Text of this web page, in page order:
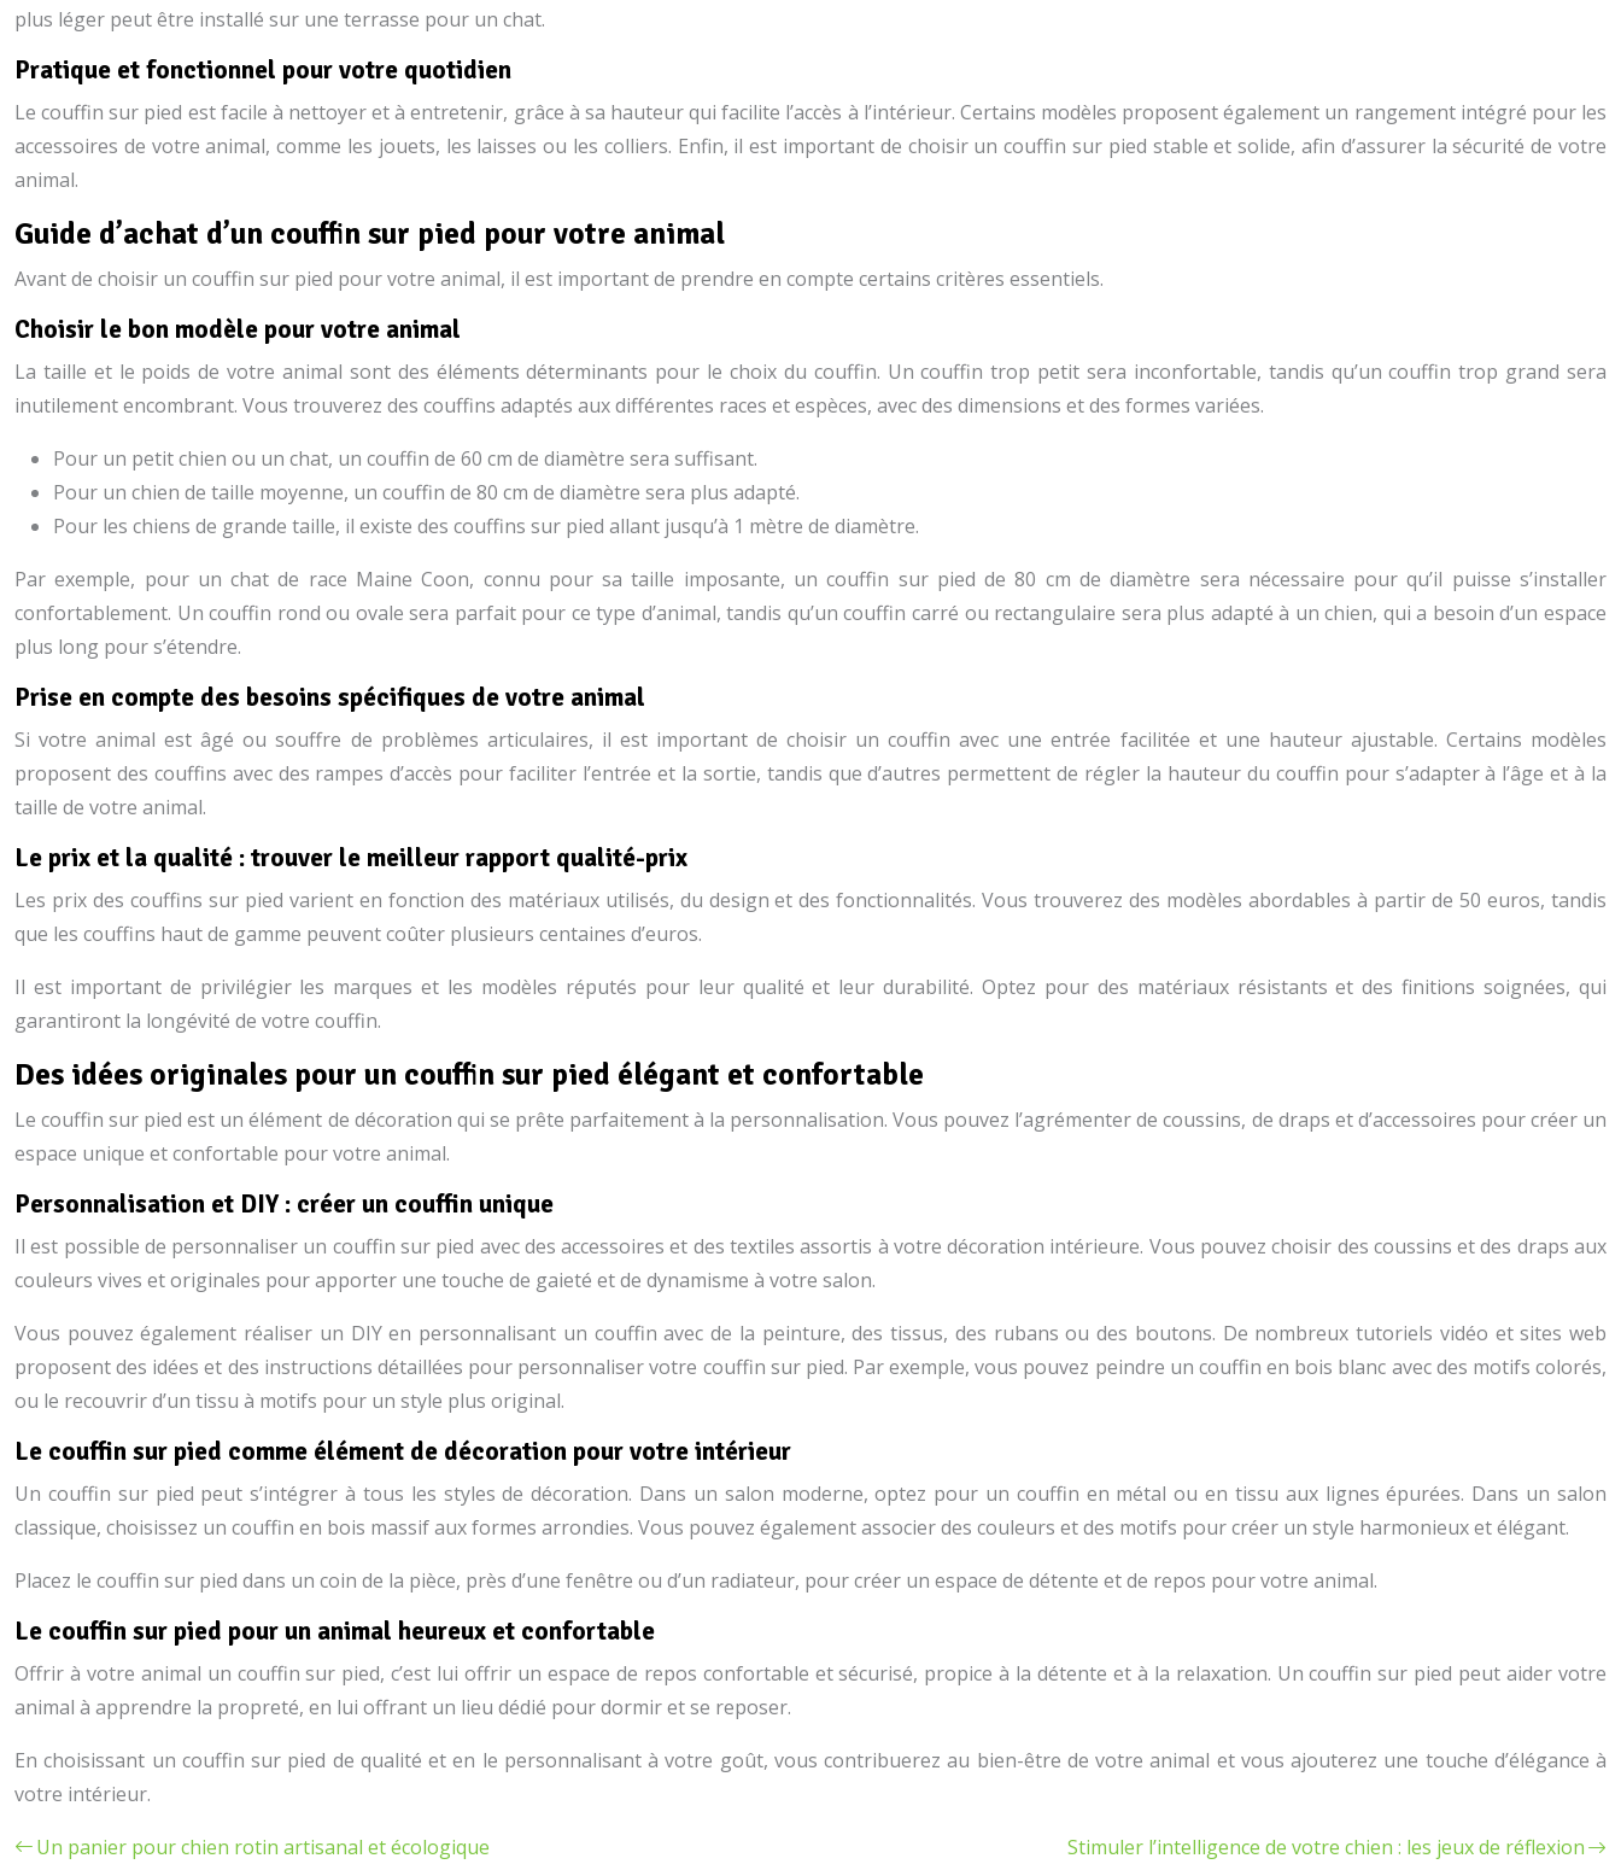
plus léger peut être installé sur une terrasse pour un chat.
Pratique et fonctionnel pour votre quotidien
Le couffin sur pied est facile à nettoyer et à entretenir, grâce à sa hauteur qui facilite l’accès à l’intérieur. Certains modèles proposent également un rangement intégré pour les
accessoires de votre animal, comme les jouets, les laisses ou les colliers. Enfin, il est important de choisir un couffin sur pied stable et solide, afin d’assurer la sécurité de votre
animal.
Guide d’achat d’un couffin sur pied pour votre animal
Avant de choisir un couffin sur pied pour votre animal, il est important de prendre en compte certains critères essentiels.
Choisir le bon modèle pour votre animal
La taille et le poids de votre animal sont des éléments déterminants pour le choix du couffin. Un couffin trop petit sera inconfortable, tandis qu’un couffin trop grand sera
inutilement encombrant. Vous trouverez des couffins adaptés aux différentes races et espèces, avec des dimensions et des formes variées.
Pour un petit chien ou un chat, un couffin de 60 cm de diamètre sera suffisant.
Pour un chien de taille moyenne, un couffin de 80 cm de diamètre sera plus adapté.
Pour les chiens de grande taille, il existe des couffins sur pied allant jusqu’à 1 mètre de diamètre.
Par exemple, pour un chat de race Maine Coon, connu pour sa taille imposante, un couffin sur pied de 80 cm de diamètre sera nécessaire pour qu’il puisse s’installer
confortablement. Un couffin rond ou ovale sera parfait pour ce type d’animal, tandis qu’un couffin carré ou rectangulaire sera plus adapté à un chien, qui a besoin d’un espace
plus long pour s’étendre.
Prise en compte des besoins spécifiques de votre animal
Si votre animal est âgé ou souffre de problèmes articulaires, il est important de choisir un couffin avec une entrée facilitée et une hauteur ajustable. Certains modèles
proposent des couffins avec des rampes d’accès pour faciliter l’entrée et la sortie, tandis que d’autres permettent de régler la hauteur du couffin pour s’adapter à l’âge et à la
taille de votre animal.
Le prix et la qualité : trouver le meilleur rapport qualité-prix
Les prix des couffins sur pied varient en fonction des matériaux utilisés, du design et des fonctionnalités. Vous trouverez des modèles abordables à partir de 50 euros, tandis
que les couffins haut de gamme peuvent coûter plusieurs centaines d’euros.
Il est important de privilégier les marques et les modèles réputés pour leur qualité et leur durabilité. Optez pour des matériaux résistants et des finitions soignées, qui
garantiront la longévité de votre couffin.
Des idées originales pour un couffin sur pied élégant et confortable
Le couffin sur pied est un élément de décoration qui se prête parfaitement à la personnalisation. Vous pouvez l’agrémenter de coussins, de draps et d’accessoires pour créer un
espace unique et confortable pour votre animal.
Personnalisation et DIY : créer un couffin unique
Il est possible de personnaliser un couffin sur pied avec des accessoires et des textiles assortis à votre décoration intérieure. Vous pouvez choisir des coussins et des draps aux
couleurs vives et originales pour apporter une touche de gaieté et de dynamisme à votre salon.
Vous pouvez également réaliser un DIY en personnalisant un couffin avec de la peinture, des tissus, des rubans ou des boutons. De nombreux tutoriels vidéo et sites web
proposent des idées et des instructions détaillées pour personnaliser votre couffin sur pied. Par exemple, vous pouvez peindre un couffin en bois blanc avec des motifs colorés,
ou le recouvrir d’un tissu à motifs pour un style plus original.
Le couffin sur pied comme élément de décoration pour votre intérieur
Un couffin sur pied peut s’intégrer à tous les styles de décoration. Dans un salon moderne, optez pour un couffin en métal ou en tissu aux lignes épurées. Dans un salon
classique, choisissez un couffin en bois massif aux formes arrondies. Vous pouvez également associer des couleurs et des motifs pour créer un style harmonieux et élégant.
Placez le couffin sur pied dans un coin de la pièce, près d’une fenêtre ou d’un radiateur, pour créer un espace de détente et de repos pour votre animal.
Le couffin sur pied pour un animal heureux et confortable
Offrir à votre animal un couffin sur pied, c’est lui offrir un espace de repos confortable et sécurisé, propice à la détente et à la relaxation. Un couffin sur pied peut aider votre
animal à apprendre la propreté, en lui offrant un lieu dédié pour dormir et se reposer.
En choisissant un couffin sur pied de qualité et en le personnalisant à votre goût, vous contribuerez au bien-être de votre animal et vous ajouterez une touche d’élégance à
votre intérieur.
Un panier pour chien rotin artisanal et écologique
Stimuler l’intelligence de votre chien : les jeux de réflexion